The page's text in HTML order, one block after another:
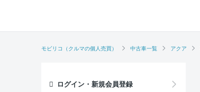
モビリコ（クルマの個人売買） 中古車一覧 アクア
ログイン・新規会員登録